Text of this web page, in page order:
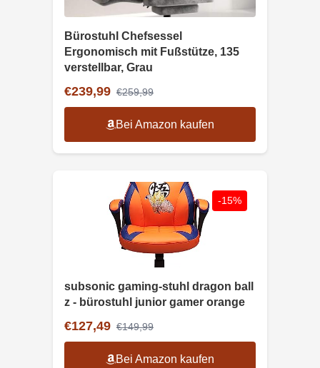
Bürostuhl Chefsessel
Ergonomisch mit Fußstütze, 135
verstellbar, Grau
€239,99 €259,99
Bei Amazon kaufen
-15%
subsonic gaming-stuhl dragon ball
z - bürostuhl junior gamer orange
€127,49 €149,99
Bei Amazon kaufen